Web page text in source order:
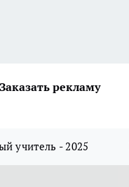
Заказать рекламу
учитель - 2025